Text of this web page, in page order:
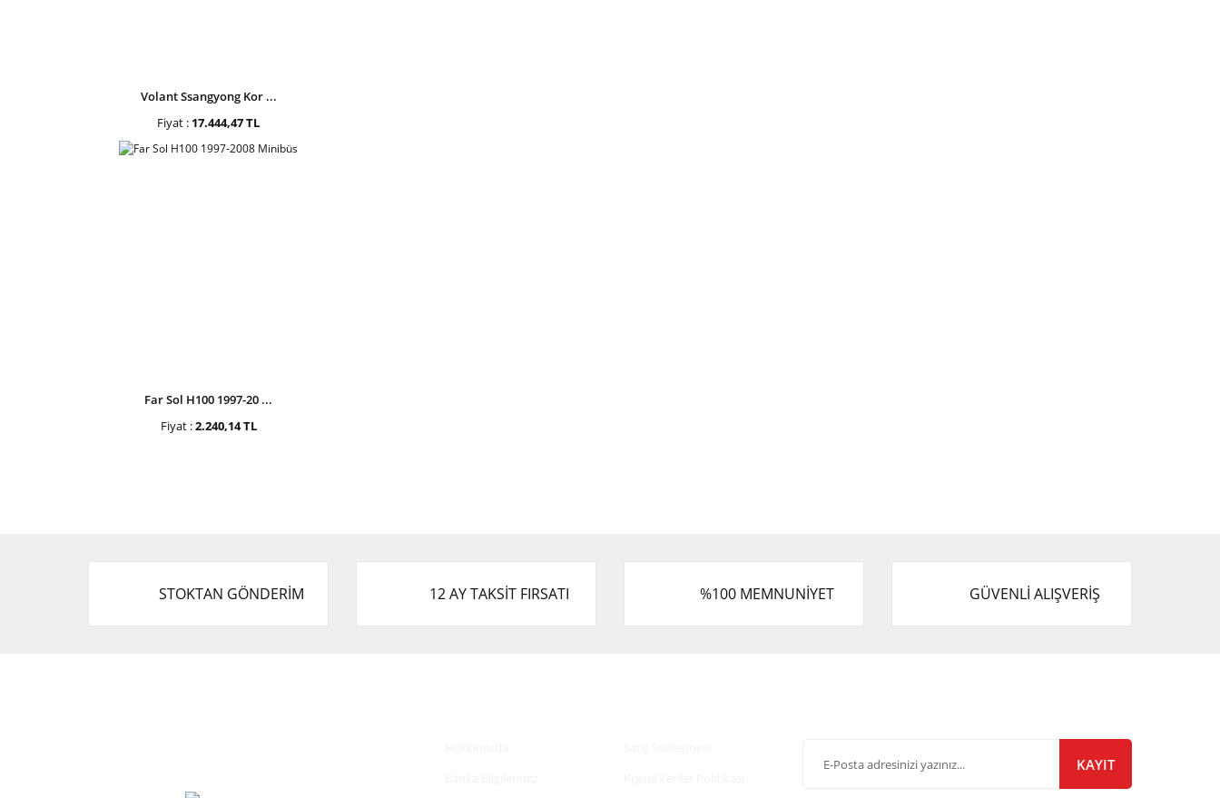
Volant Ssangyong Kor ...
Fiyat : 17.444,47 TL
Far Sol H100 1997-20 ...
Fiyat :2.240,14 TL
STOKTAN GÖNDERİM 12 AY TAKSİT FIRSATI %100 MEMNUNİYET GÜVENLİ ALIŞVERİŞ
KAYIT